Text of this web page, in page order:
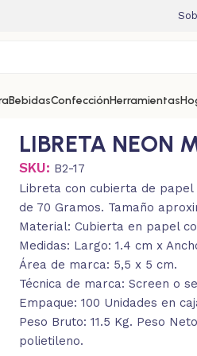
BebidasConfecciónHerramientas
LIBRETA NEON
SKU: B2-17
Libreta con cubierta de
de 70 Gramos. Tamaño
Material: Cubierta en papel
Medidas: Largo: 1.4 cm x
Área de marca: 5,5 x 5 cm.
Técnica de marca: Screen o
Empaque: 100 Unidades en
Peso Bruto: 11.5 Kg. Peso
polietileno.